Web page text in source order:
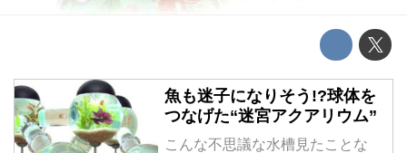
魚も迷子になりそう!?球体を
つなげた“迷宮アクアリウム”
こんな不思議な水槽見たことな